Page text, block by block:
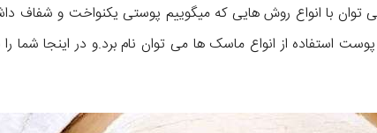
با انواع روش هایی که میگوییم پوستی یکنواخت و شفاف
استفاده از انواع ماسک ها می توان نام برد.و در اینجا شما را